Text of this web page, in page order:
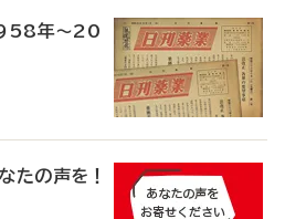
年～20
たの声を！